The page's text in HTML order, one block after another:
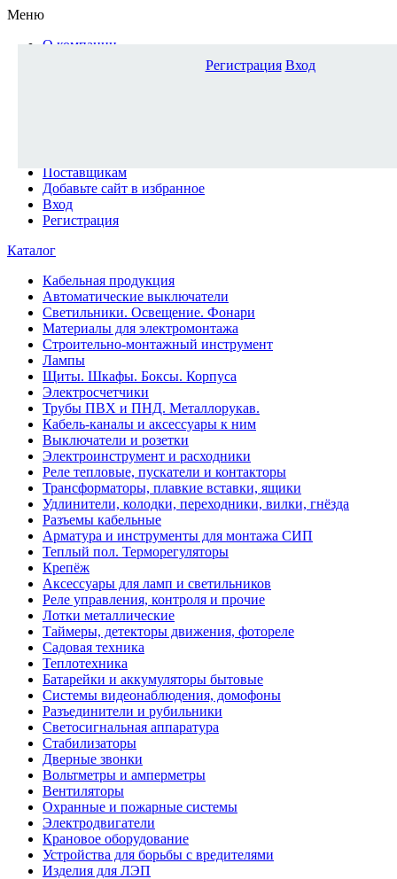
Меню
О компании
Поставщикам
Добавьте сайт в избранное
Вход
Регистрация
Каталог
Кабельная продукция
Автоматические выключатели
Светильники. Освещение. Фонари
Материалы для электромонтажа
Строительно-монтажный инструмент
Лампы
Щиты. Шкафы. Боксы. Корпуса
Электросчетчики
Трубы ПВХ и ПНД. Металлорукав.
Кабель-каналы и аксессуары к ним
Выключатели и розетки
Электроинструмент и расходники
Реле тепловые, пускатели и контакторы
Трансформаторы, плавкие вставки, ящики
Удлинители, колодки, переходники, вилки, гнёзда
Разъемы кабельные
Арматура и инструменты для монтажа СИП
Теплый пол. Терморегуляторы
Крепёж
Аксессуары для ламп и светильников
Реле управления, контроля и прочие
Лотки металлические
Таймеры, детекторы движения, фотореле
Садовая техника
Теплотехника
Батарейки и аккумуляторы бытовые
Системы видеонаблюдения, домофоны
Разъединители и рубильники
Светосигнальная аппаратура
Стабилизаторы
Дверные звонки
Вольтметры и амперметры
Вентиляторы
Охранные и пожарные системы
Электродвигатели
Крановое оборудование
Устройства для борьбы с вредителями
Изделия для ЛЭП
Регистрация Вход